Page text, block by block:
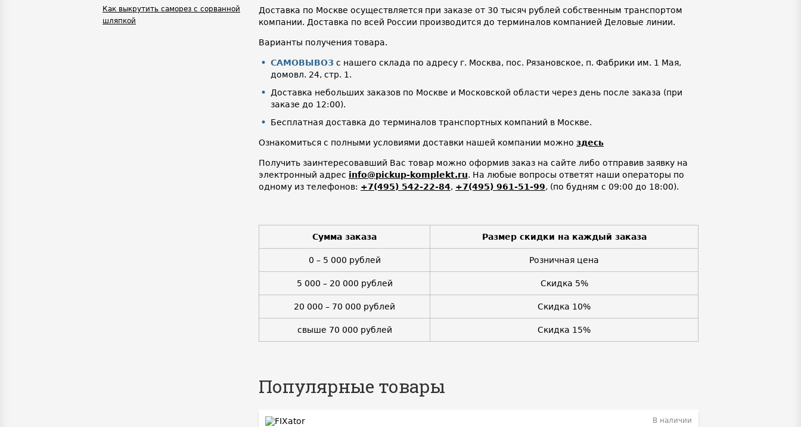
Как выкрутить саморез с сорванной
шляпкой
Доставка по Москве осуществляется при заказе от 30 тысяч рублей собственным транспортом
компании. Доставка по всей России производится до терминалов компанией Деловые линии.
Варианты получения товара.
САМОВЫВОЗ с нашего склада по адресу г. Москва, пос. Рязановское, п. Фабрики им. 1 Мая,
домовл. 24, стр. 1.
Доставка небольших заказов по Москве и Московской области через день после заказа (при
заказе до 12:00).
Бесплатная доставка до терминалов транспортных компаний в Москве.
Ознакомиться с полными условиями доставки нашей компании можно здесь
Получить заинтересовавший Вас товар можно оформив заказ на сайте либо отправив заявку на
электронный адрес info@pickup-komplekt.ru. На любые вопросы ответят наши операторы по
одному из телефонов: +7(495) 542-22-84, +7(495) 961-51-99, (по будням с 09:00 до 18:00).
Сумма заказа Размер скидки на каждый заказа
0 – 5 000 рублей Розничная цена
5 000 – 20 000 рублей Скидка 5%
20 000 – 70 000 рублей Скидка 10%
свыше 70 000 рублей Скидка 15%
Популярные товары
В наличии